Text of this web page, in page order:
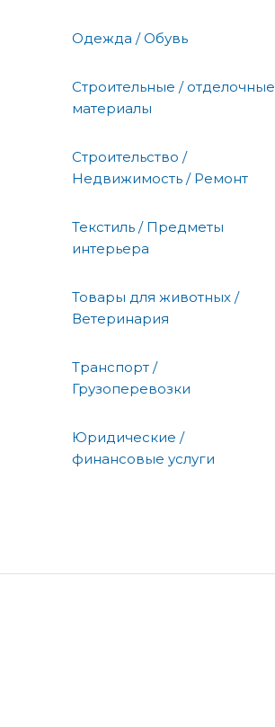
Одежда / Обувь
Строительные / отделочные
материалы
Строительство /
Недвижимость / Ремонт
Текстиль / Предметы
интерьера
Товары для животных /
Ветеринария
Транспорт /
Грузоперевозки
Юридические /
финансовые услуги